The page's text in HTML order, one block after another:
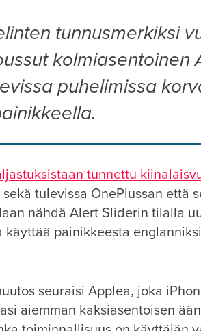
tunnusmerkiksi
kolmiasentoinen
puhelimissa
tunnettu
sekä tulevissa OnePlussan että
nähdä Alert Sliderin tilalla
painikkeesta
seuraisi Applea, joka
aiemman kaksiasentoisen